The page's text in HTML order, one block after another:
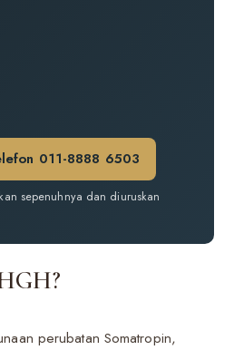
011-8888 6503
sepenuhnya dan diuruskan
perubatan Somatropin,